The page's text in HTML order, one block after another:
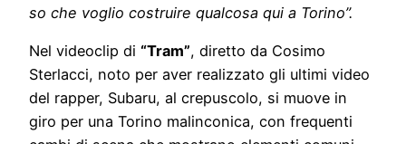
so che voglio costruire qualcosa qui a Torino”.
Nel videoclip di “Tram”, diretto da Cosimo
Sterlacci, noto per aver realizzato gli ultimi video
del rapper, Subaru, al crepuscolo, si muove in
giro per una Torino malinconica, con frequenti